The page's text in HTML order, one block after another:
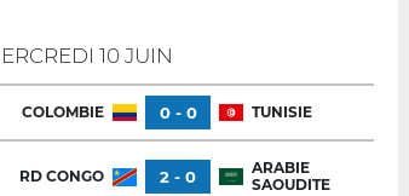
10 JUIN
COLOMBIE 0 - 0 TUNISIE
RD CONGO 2 - 0
ARABIE
SAOUDITE